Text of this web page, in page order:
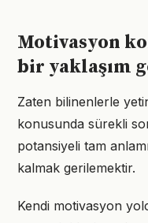
Motivasyon
bir yaklaşım
Zaten bilinenlerle
konusunda sürekli
potansiyeli tam
kalmak gerilemektir.
Kendi motivasyon